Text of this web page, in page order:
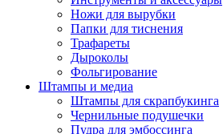
Ножи для вырубки
Папки для тиснения
Трафареты
Дыроколы
Фольгирование
Штампы и медиа
Штампы для скрапбукинга
Чернильные подушечки
Пудра для эмбоссинга